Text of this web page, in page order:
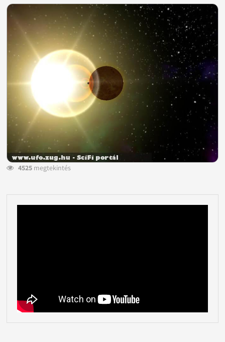
4525megtekintés